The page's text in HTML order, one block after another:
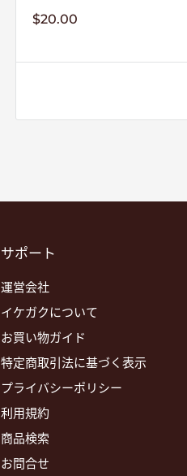
販
$20.00
サポート
運営会社
イケガクについて
お買い物ガイド
特定商取引法に基づく表示
プライバシーポリシー
利用規約
商品検索
お問合せ